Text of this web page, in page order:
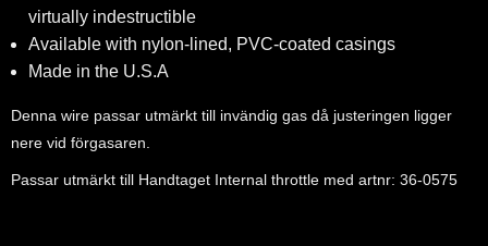
virtually indestructible
Available with nylon-lined, PVC-coated casings
Made in the U.S.A
Denna wire passar utmärkt till invändig gas då justeringen ligger
nere vid förgasaren.
Passar utmärkt till Handtaget Internal throttle med artnr: 36-0575